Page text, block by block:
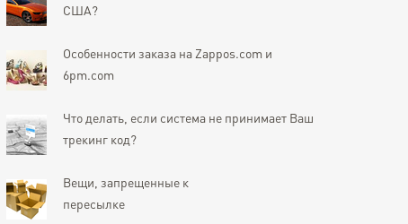
США?
Особенности заказа на Zappos.com и
6pm.com
Что делать, если система не принимает Ваш
трекинг код?
Вещи, запрещенные к
пересылке